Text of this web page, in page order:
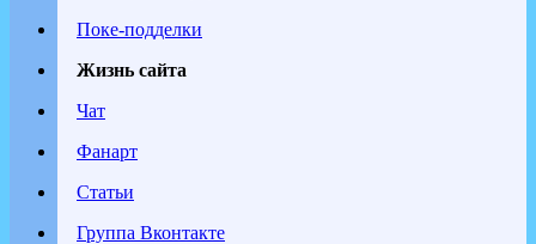
Поке-подделки
Жизнь сайта
Чат
Фанарт
Статьи
Группа Вконтакте